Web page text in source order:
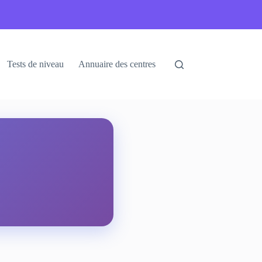
Tests de niveau Annuaire des centres